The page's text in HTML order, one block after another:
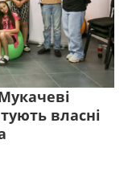
власні